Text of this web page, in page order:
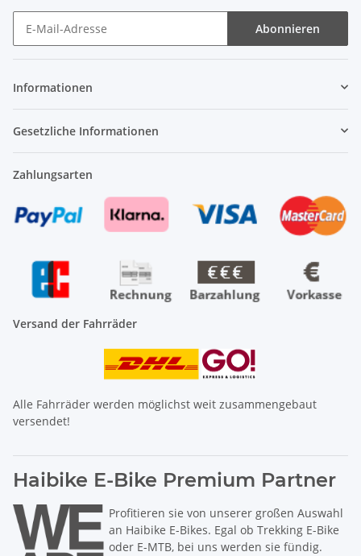
Abonnieren
Informationen
Gesetzliche Informationen
Zahlungsarten
Versand der Fahrräder
Alle Fahrräder werden möglichst weit zusammengebaut
versendet!
Haibike E-Bike Premium Partner
Profitieren sie von unserer großen Auswahl
an Haibike E-Bikes. Egal ob Trekking E-Bike
oder E-MTB, bei uns werden sie fündig.